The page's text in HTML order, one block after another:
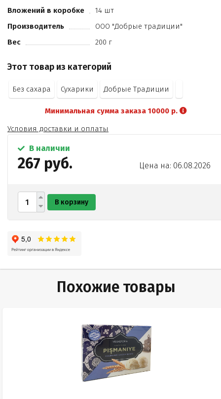
Вложений в коробке
14 шт
Производитель
ООО "Добрые традиции"
Вес
200 г
Этот товар из категорий
Без сахара Сухарики Добрые Традиции
Минимальная сумма заказа 10000 р.
Условия доставки и оплаты
В наличии
267 руб. Цена на: 06.08.2026
В корзину
Похожие товары